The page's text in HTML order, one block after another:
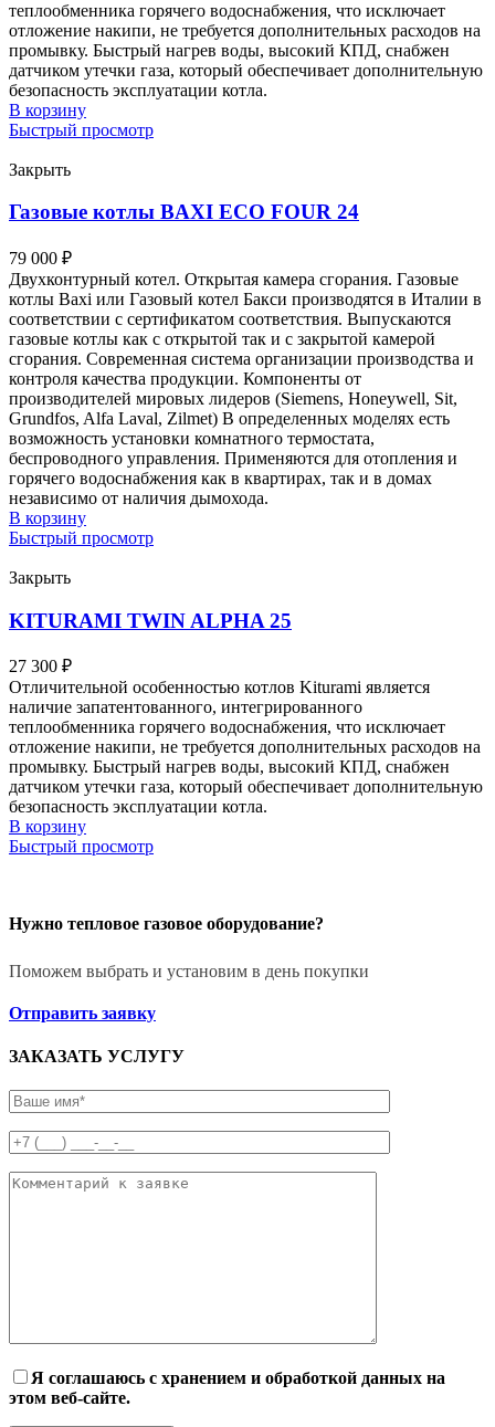
теплообменника горячего водоснабжения, что исключает
отложение накипи, не требуется дополнительных расходов на
промывку. Быстрый нагрев воды, высокий КПД, снабжен
датчиком утечки газа, который обеспечивает дополнительную
безопасность эксплуатации котла.
В корзину
Быстрый просмотр
Закрыть
Газовые котлы BAXI ECO FOUR 24
79 000 ₽
Двухконтурный котел. Открытая камера сгорания. Газовые
котлы Baxi или Газовый котел Бакси производятся в Италии в
соответствии с сертификатом соответствия. Выпускаются
газовые котлы как с открытой так и с закрытой камерой
сгорания. Современная система организации производства и
контроля качества продукции. Компоненты от
производителей мировых лидеров (Siemens, Honeywell, Sit,
Grundfos, Alfa Laval, Zilmet) В определенных моделях есть
возможность установки комнатного термостата,
беспроводного управления. Применяются для отопления и
горячего водоснабжения как в квартирах, так и в домах
независимо от наличия дымохода.
В корзину
Быстрый просмотр
Закрыть
KITURAMI TWIN ALPHA 25
27 300 ₽
Отличительной особенностью котлов Kiturami является
наличие запатентованного, интегрированного
теплообменника горячего водоснабжения, что исключает
отложение накипи, не требуется дополнительных расходов на
промывку. Быстрый нагрев воды, высокий КПД, снабжен
датчиком утечки газа, который обеспечивает дополнительную
безопасность эксплуатации котла.
В корзину
Быстрый просмотр
Нужно тепловое газовое оборудование?
Поможем выбрать и установим в день покупки
Отправить заявку
ЗАКАЗАТЬ УСЛУГУ
Я соглашаюсь с хранением и обработкой данных на
этом веб-сайте.